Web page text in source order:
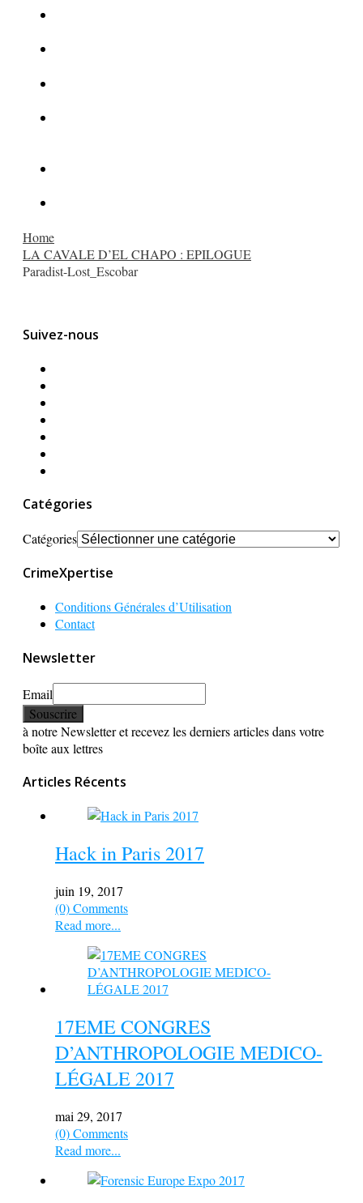
Home
LA CAVALE D’EL CHAPO : EPILOGUE
Paradist-Lost_Escobar
Suivez-nous
Catégories
Catégories
CrimeXpertise
Conditions Générales d’Utilisation
Contact
Newsletter
Email
à notre Newsletter et recevez les derniers articles dans votre
boîte aux lettres
Articles Récents
Hack in Paris 2017
juin 19, 2017
(0) Comments
Read more...
17EME CONGRES
D’ANTHROPOLOGIE MEDICO-
LÉGALE 2017
mai 29, 2017
(0) Comments
Read more...